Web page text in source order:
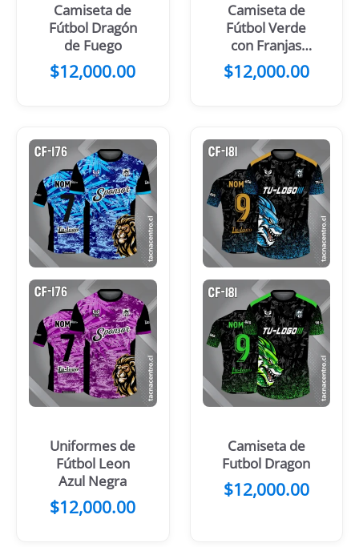
Camiseta de
Fútbol Dragón
de Fuego
$12,000.00
Camiseta de
Fútbol Verde
con Franjas
Centrales
Negro Amarillo
$12,000.00
Uniformes de
Fútbol Leon
Azul Negra
$12,000.00
Camiseta de
Futbol Dragon
$12,000.00